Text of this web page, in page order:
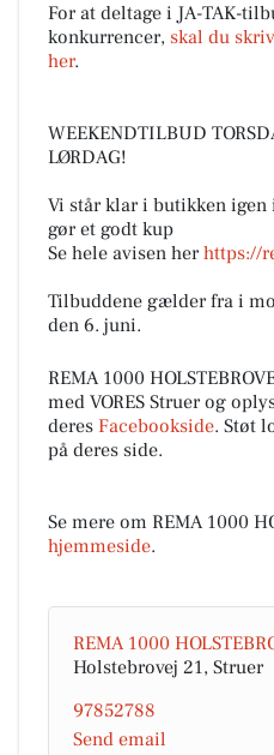
For at deltage i JA-TAK-
konkurrencer, skal du
her.
WEEKENDTILBUD
LØRDAG!
Vi står klar i butikken
gør et godt kup
Se hele avisen herhttps://
Tilbuddene gælder fra i
den 6. juni.
REMA 1000
med VORES Struer og
deres Facebookside. Støt
på deres side.
Se mere om REMA 1000
hjemmeside.
REMA 1000
Holstebrovej 21, Struer
97852788
Send email